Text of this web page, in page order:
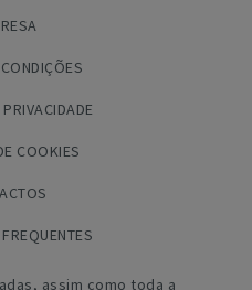
COOKIES
assim como toda a